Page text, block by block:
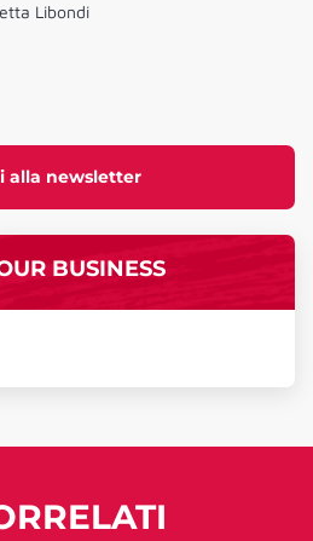
alla newsletter
BUSINESS
Libondi